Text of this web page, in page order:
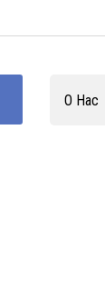
О Нас